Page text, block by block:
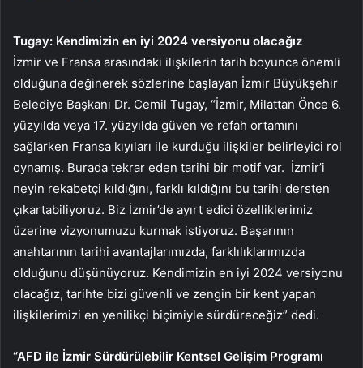
Tugay: Kendimizin en iyi 2024 versiyonu olacağız
İzmir ve Fransa arasındaki ilişkilerin tarih boyunca önemli
olduğuna değinerek sözlerine başlayan İzmir Büyükşehir
Belediye Başkanı Dr. Cemil Tugay, “İzmir, Milattan Önce 6.
yüzyılda veya 17. yüzyılda güven ve refah ortamını
sağlarken Fransa kıyıları ile kurduğu ilişkiler belirleyici rol
oynamış. Burada tekrar eden tarihi bir motif var. İzmir’i
neyin rekabetçi kıldığını, farklı kıldığını bu tarihi dersten
çıkartabiliyoruz. Biz İzmir’de ayırt edici özelliklerimiz
üzerine vizyonumuzu kurmak istiyoruz. Başarının
anahtarının tarihi avantajlarımızda, farklılıklarımızda
olduğunu düşünüyoruz. Kendimizin en iyi 2024 versiyonu
olacağız, tarihte bizi güvenli ve zengin bir kent yapan
ilişkilerimizi en yenilikçi biçimiyle sürdüreceğiz” dedi.
“AFD ile İzmir Sürdürülebilir Kentsel Gelişim Programı